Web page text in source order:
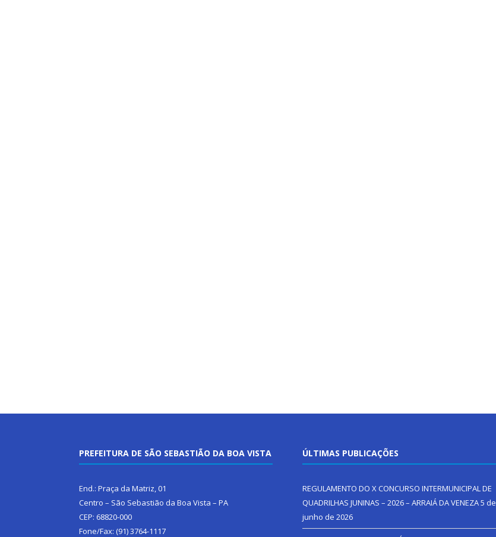
PREFEITURA DE SÃO SEBASTIÃO DA BOA VISTA
End.: Praça da Matriz, 01
Centro – São Sebastião da Boa Vista – PA
CEP: 68820-000
Fone/Fax: (91) 3764-1117
ÚLTIMAS PUBLICAÇÕES
REGULAMENTO DO X CONCURSO INTERMUNICIPAL DE
QUADRILHAS JUNINAS – 2026 – ARRAIÁ DA VENEZA5 de
junho de 2026